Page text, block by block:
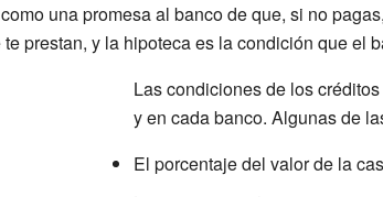
una promesa al banco de que, si no
prestan, y la hipoteca es la condición que el
Las condiciones de los
y en cada banco. Algunas de
El porcentaje del valor de la